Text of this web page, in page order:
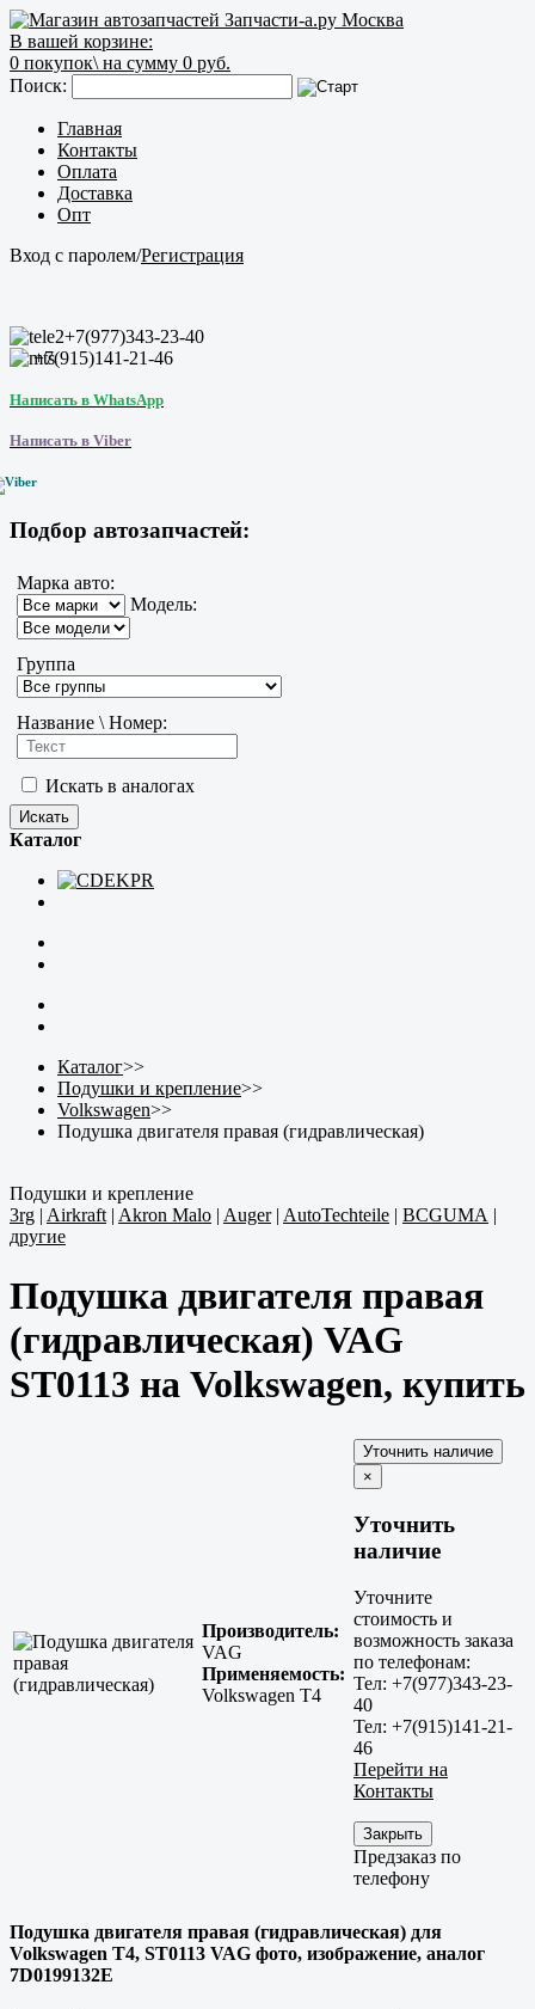
В вашей корзине:
0 покупок\ на сумму 0 руб.
Поиск:
Главная
Контакты
Оплата
Доставка
Опт
Вход с паролем/Регистрация
+7(977)343-23-40
+7(915)141-21-46
Написать в WhatsApp
Написать в Viber
Подбор автозапчастей:
Марка авто:
Модель:
Группа
Название \ Номер:
Искать в аналогах
Каталог
Каталог>>
Подушки и крепление>>
Volkswagen>>
Подушка двигателя правая (гидравлическая)
Подушки и крепление
3rg | Airkraft| Akron Malo | Auger| AutoTechteile | BCGUMA |
другие
Подушка двигателя правая
(гидравлическая) VAG
ST0113 на Volkswagen, купить
Производитель:
VAG
Применяемость:
Volkswagen T4
×
Уточнить
наличие
Уточните
стоимость и
возможность заказа
по телефонам:
Тел: +7(977)343-23-
40
Тел: +7(915)141-21-
46
Перейти на
Контакты
Закрыть
Предзаказ по
телефону
Подушка двигателя правая (гидравлическая) для
Volkswagen T4, ST0113 VAG фото, изображение, аналог
7D0199132E